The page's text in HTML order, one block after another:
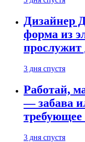
Дизайнер
форма из
прослужит
3 дня спустя
Работай,
— забава
3 дня спустя